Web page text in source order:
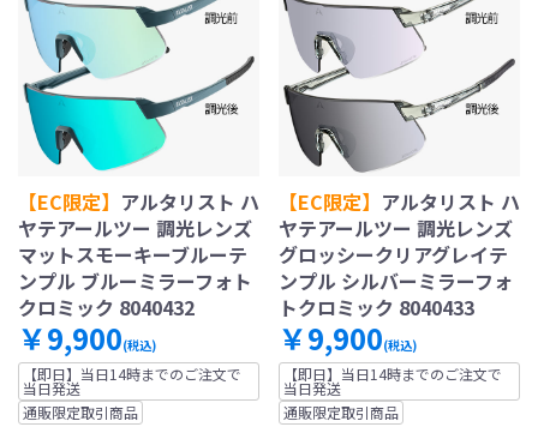
【EC限定】 アルタリスト ハ
ヤテアールツー 調光レンズ
マットスモーキーブルーテ
ンプル ブルーミラーフォト
クロミック 8040432
￥9,900(税込)
【即日】当日14時までのご注文で
当日発送
通販限定取引商品
【EC限定】 アルタリスト ハ
ヤテアールツー 調光レンズ
グロッシークリアグレイテ
ンプル シルバーミラーフォ
トクロミック 8040433
￥9,900(税込)
【即日】当日14時までのご注文で
当日発送
通販限定取引商品